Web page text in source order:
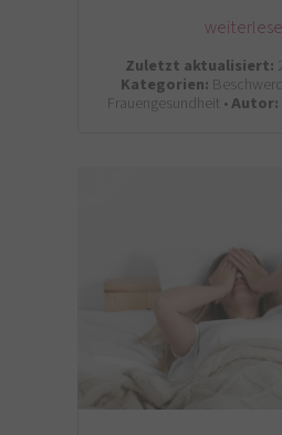
Zuletzt aktualisiert:
Kategorien:
Frauengesundheit •Autor: